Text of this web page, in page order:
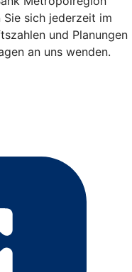
Sie sich jederzeit im
und Planungen
an uns wenden.